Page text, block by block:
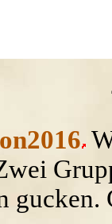
gucken.